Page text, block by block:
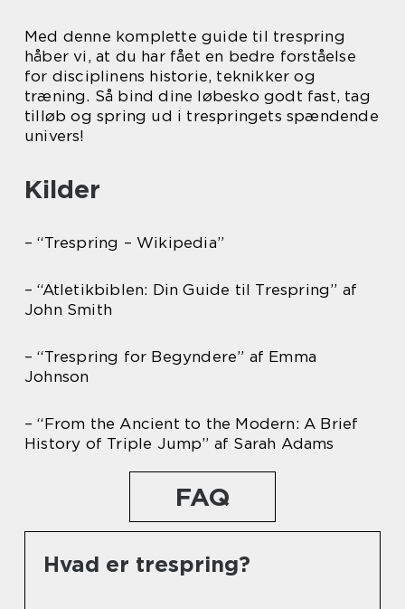
Med denne komplette guide til trespring
håber vi, at du har fået en bedre forståelse
for disciplinens historie, teknikker og
træning. Så bind dine løbesko godt fast, tag
tilløb og spring ud i trespringets spændende
univers!
Kilder
– “Trespring – Wikipedia”
– “Atletikbiblen: Din Guide til Trespring” af
John Smith
– “Trespring for Begyndere” af Emma
Johnson
– “From the Ancient to the Modern: A Brief
History of Triple Jump” af Sarah Adams
FAQ
Hvad er trespring?